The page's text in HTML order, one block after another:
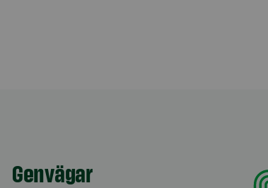
Genvägar